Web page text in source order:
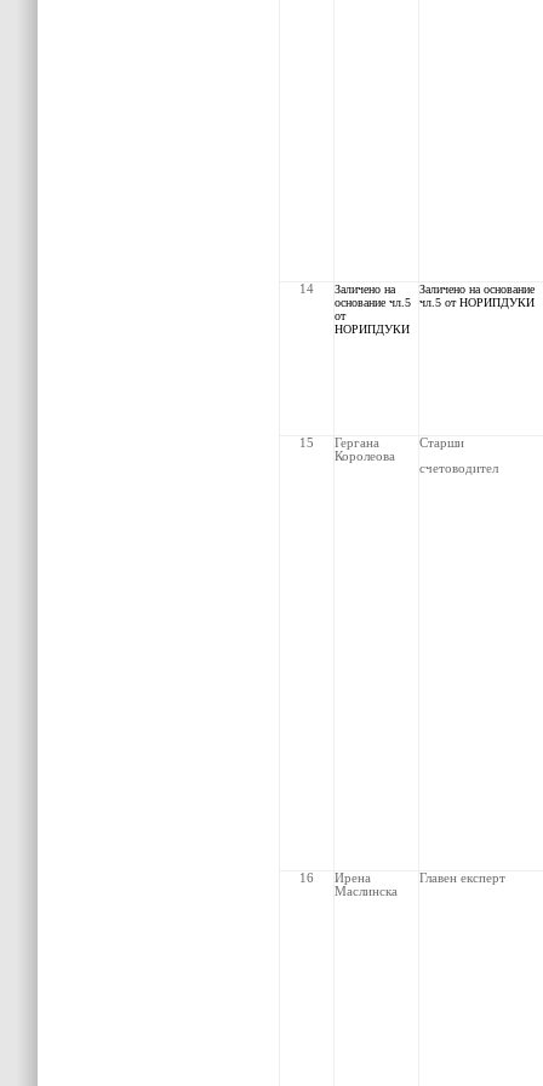
14
Заличено на
основание чл.5
от
НОРИПДУКИ
Заличено на основание
чл.5 от НОРИПДУКИ
15
Гергана
Королеова
Старши
счетоводител
16
Ирена
Маслинска
Главенексперт